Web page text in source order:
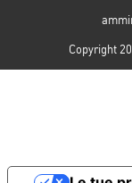
Copyright